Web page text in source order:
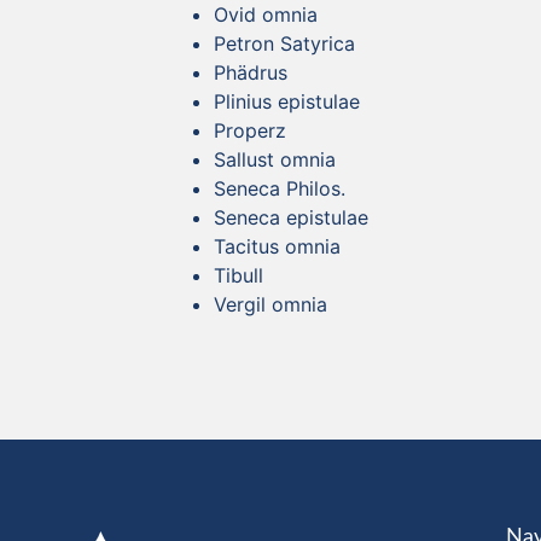
Ovid omnia
Petron Satyrica
Phädrus
Plinius epistulae
Properz
Sallust omnia
Seneca Philos.
Seneca epistulae
Tacitus omnia
Tibull
Vergil omnia